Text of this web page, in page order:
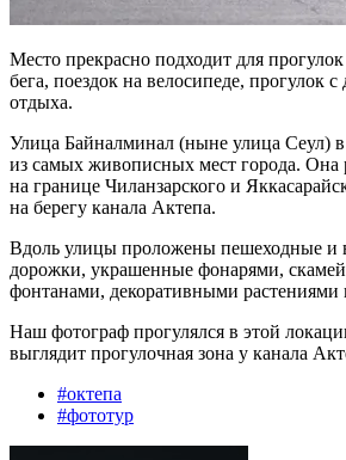
Место прекрасно подходит для
бега, поездок на велосипеде, прогулок
отдыха.
Улица Байналминал (ныне улица Сеул)
из самых живописных мест города. Она
на границе Чиланзарского и
на берегу канала Актепа.
Вдоль улицы проложены пешеходные и
дорожки, украшенные фонарями,
фонтанами, декоративными растениями
Наш фотограф прогулялся в этой
выглядит прогулочная зона у канала
#октепа
#фототур